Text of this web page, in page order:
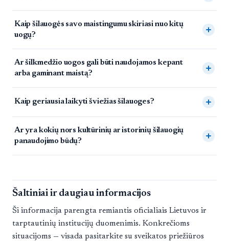
Kaip šilauogės savo maistingumu skiriasi nuo kitų
uogų?
Ar šilkmedžio uogos gali būti naudojamos kepant
arba gaminant maistą?
Kaip geriausia laikyti šviežias šilauoges?
Ar yra kokių nors kultūrinių ar istorinių šilauogių
panaudojimo būdų?
Šaltiniai ir daugiau informacijos
Ši informacija parengta remiantis oficialiais Lietuvos ir
tarptautinių institucijų duomenimis. Konkrečioms
situacijoms — visada pasitarkite su sveikatos priežiūros